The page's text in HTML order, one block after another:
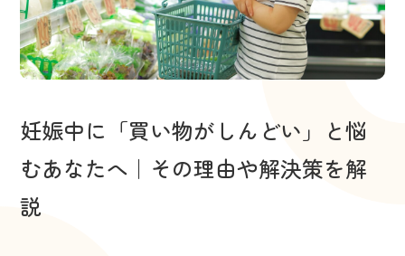
妊娠中に「買い物がしんどい」と悩
むあなたへ｜その理由や解決策を解
説